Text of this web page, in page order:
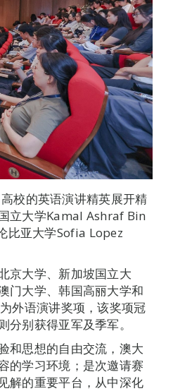
校的英语演讲精英展开精
立大学Kamal Ashraf Bin
比亚大学Sofia Lopez
京大学、新加坡国立大
门大学、韩国高丽大学和
外语演讲奖项，该奖项冠
别获得亚军及季军。
和思想的自由交流，澳大
的学习环境；是次邀请赛
解的重要平台，从中深化